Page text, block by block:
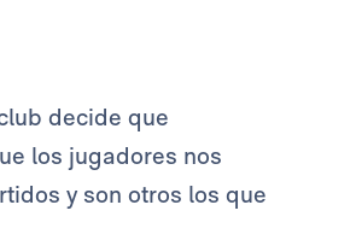
decide que
los jugadores nos
y son otros los que